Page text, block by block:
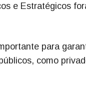
e Estratégicos
para
como